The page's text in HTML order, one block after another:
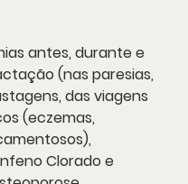
antes, durante e
(nas paresias,
das viagens
(eczemas,
Clorado e